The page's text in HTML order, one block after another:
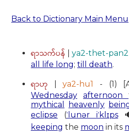
Back to Dictionary Main Menu
ရာသက်ပန် |ya2-thet-pan2
all life long; till death.
ရာဟု |ya2-hu1 - (1)
Wednesday
afternoon
mythical
heavenly
eclipse (ˈlunər iˈklɪps
keeping the moon in its